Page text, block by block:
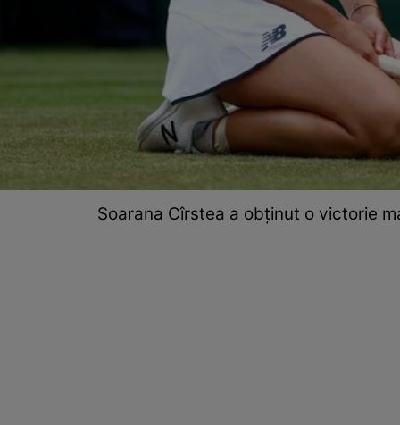
Soarana Cîrstea a obținut o victorie